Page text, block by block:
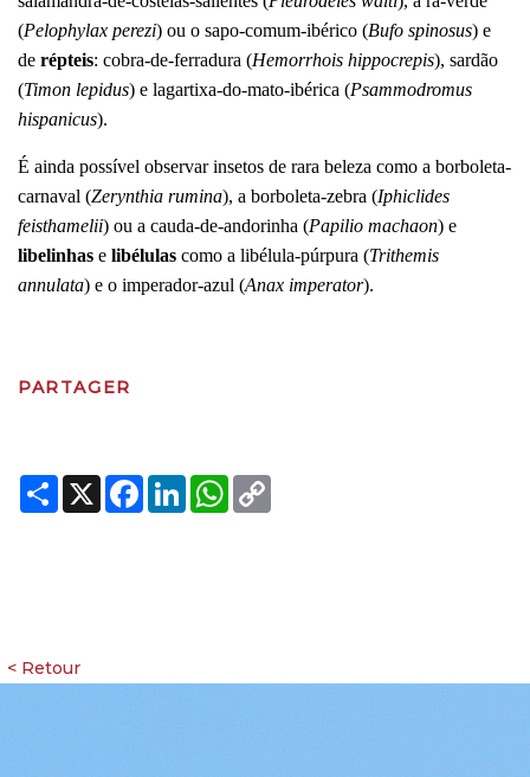
(Pelophylax perezi) ou o sapo-comum-ibérico (Bufo spinosus) e
de répteis: cobra-de-ferradura (Hemorrhois hippocrepis), sardão
(Timon lepidus) e lagartixa-do-mato-ibérica (Psammodromus
hispanicus).
É ainda possível observar insetos de rara beleza como a borboleta-
carnaval (Zerynthia rumina), a borboleta-zebra (Iphiclides
feisthamelii) ou a cauda-de-andorinha (Papilio machaon) e
libelinhas e libélulas como a libélula-púrpura (Trithemis
annulata) e o imperador-azul (Anax imperator).
PARTAGER
Share
X Facebook
LinkedInWhatsApp